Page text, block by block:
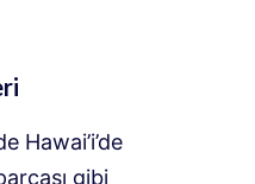
Hawai’i’de
gibi